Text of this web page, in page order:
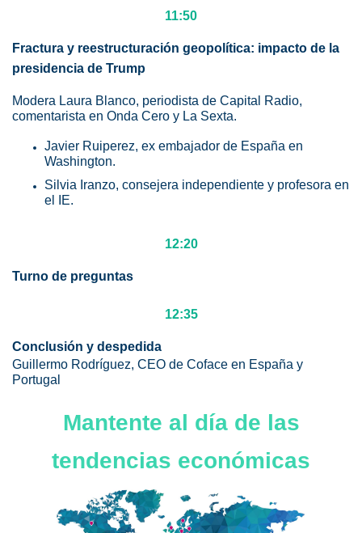
11:50
Fractura y reestructuración geopolítica: impacto de la
presidencia de Trump
Modera Laura Blanco, periodista de Capital Radio,
comentarista en Onda Cero y La Sexta.
Javier Ruiperez, ex embajador de España en
Washington.
Silvia Iranzo, consejera independiente y profesora en
el IE.
12:20
Turno de preguntas
12:35
Conclusión y despedida
Guillermo Rodríguez, CEO de Coface en España y
Portugal
Mantente al día de las
tendencias económicas